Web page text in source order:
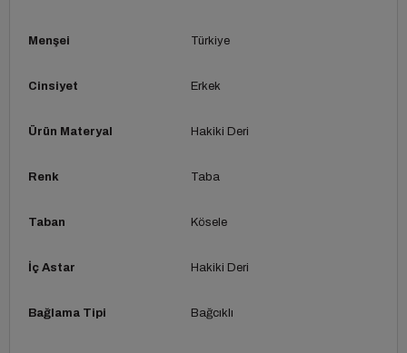
Menşei Türkiye
Cinsiyet Erkek
Ürün Materyal Hakiki Deri
Renk Taba
Taban Kösele
İç Astar Hakiki Deri
Bağlama Tipi Bağcıklı